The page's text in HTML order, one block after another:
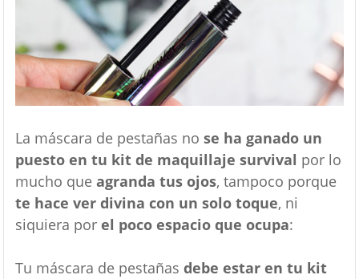
La máscara de pestañas no se ha ganado un
puesto en tu kit de maquillaje survival por lo
mucho que agranda tus ojos, tampoco porque
te hace ver divina con un solo toque, ni
siquiera por el poco espacio que ocupa:
Tu máscara de pestañas debe estar en tu kit